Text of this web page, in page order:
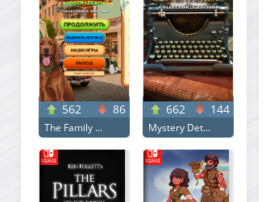
562 86
The Family ...
662 144
Mystery Det...